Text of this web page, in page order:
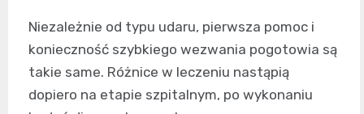
Niezależnie od typu udaru, pierwsza pomoc i
konieczność szybkiego wezwania pogotowia są
takie same. Różnice w leczeniu nastąpią
dopiero na etapie szpitalnym, po wykonaniu